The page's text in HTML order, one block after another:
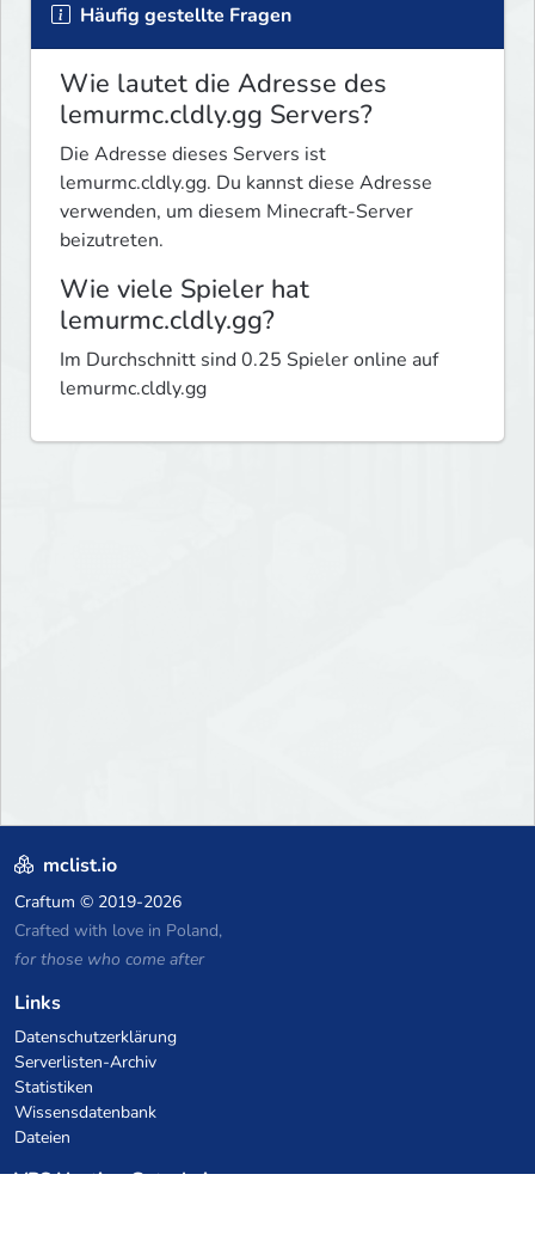
Häufig gestellte Fragen
Wie lautet die Adresse des
lemurmc.cldly.gg Servers?
Die Adresse dieses Servers ist
lemurmc.cldly.gg. Du kannst diese Adresse
verwenden, um diesem Minecraft-Server
beizutreten.
Wie viele Spieler hat
lemurmc.cldly.gg?
Im Durchschnitt sind 0.25 Spieler online auf
lemurmc.cldly.gg
mclist.io
Craftum © 2019-2026
Crafted with love in Poland,
for those who come after
Links
Datenschutzerklärung
Serverlisten-Archiv
Statistiken
Wissensdatenbank
Dateien
VPS Hosting Gutscheine